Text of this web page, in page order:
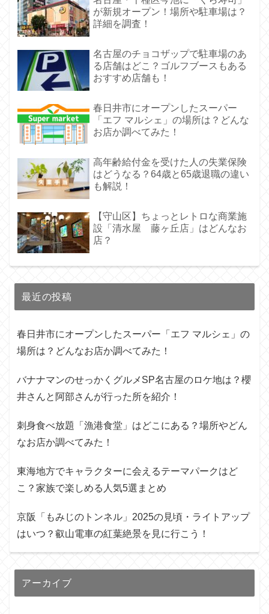
が新規オープン！場所や駐車場は？
詳細を調査！
名古屋のチョコザップで駐車場のあ
る店舗はどこ？ゴルフブースもある
おすすめ店舗も！
春日井市にオープンしたスーパー
「エフ マルシェ」の場所は？どんな
お店か調べてみた！
高年齢給付金を受けた人の失業保険
はどうなる？64歳と65歳退職の違い
も解説！
【守山区】ちょっとレトロな商業施
設「清水屋 藤ヶ丘店」はどんなお
店？
最近の投稿
春日井市にオープンしたスーパー「エフ マルシェ」の
場所は？どんなお店か調べてみた！
バナナマンのせっかくグルメSP名古屋のロケ地は？櫻
井さんと阿部さんが行った所を紹介！
刺身食べ放題「漁港食堂」はどこにある？場所やどん
なお店か調べてみた！
東海地方でキャラクターに会えるテーマパークはど
こ？家族で楽しめる人気5選まとめ
京阪「もみじのトンネル」2025の見頃・ライトアップ
はいつ？叡山電車の紅葉絶景を見に行こう！
アーカイブ